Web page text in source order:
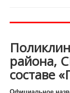
Роддома и
Диспансеры
Лучшие клиники
района,
составе